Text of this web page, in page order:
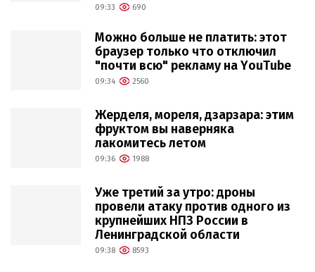
09:33 690
Можно больше не платить: этот
браузер только что отключил
"почти всю" рекламу на YouTube
09:34 2560
Жерделя, мореля, дзарзара: этим
фруктом вы наверняка
лакомитесь летом
09:36 1988
Уже третий за утро: дроны
провели атаку против одного из
крупнейших НПЗ России в
Ленинградской области
09:38 8593